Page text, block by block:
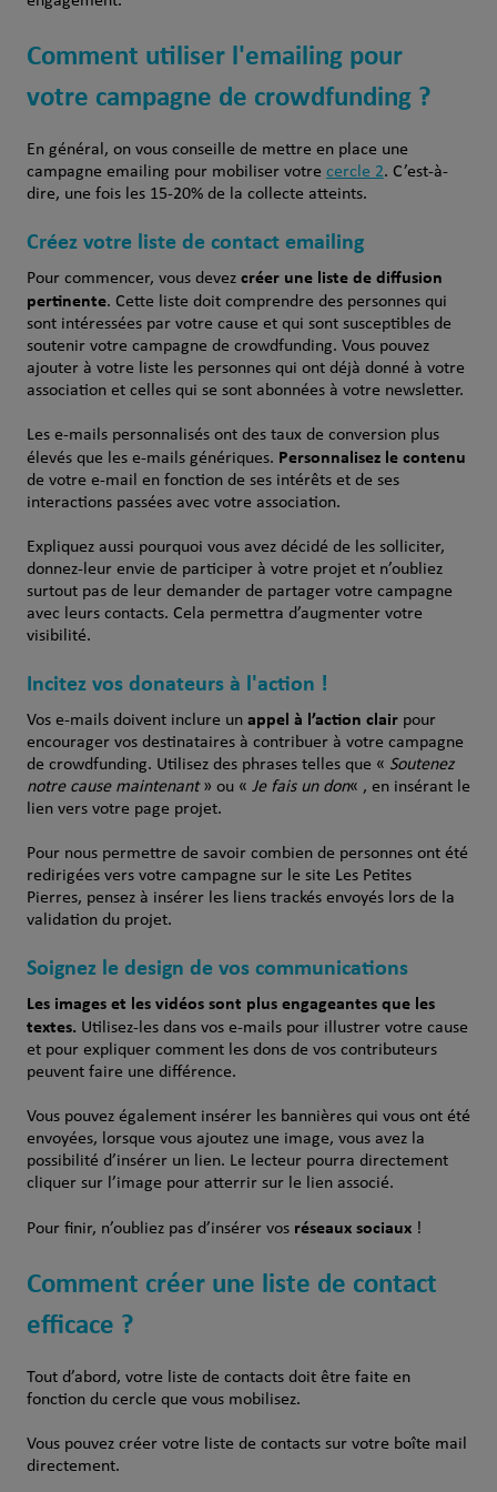
Comment utiliser l'emailing pour
votre campagne de crowdfunding ?
En général , on vous conseille de mettre enplace une
campagne emailing pour mobiliser votre cercle 2. C’est-à-
dire, une foisles 15-20%de la collecte atteints.
Créez votre liste de contact emailing
Pour commencer, vous devez créer une liste de diffusion
pertinente. Cette liste doit comprendre des personnes qui
sont intéressées par votre cause et qui sont susceptibles de
soutenir votre campagne de crowdfunding. Vous pouvez
ajouter à votre liste les personnes qui ont déjà donné à votre
association et celles qui se sont abonnées à votre newsletter.
Les e-mails personnalisés ont des taux de conversion plus
élevés que les e-mails génériques. Personnalisez le contenu
de votre e-mail en fonction de ses intérêts et de ses
interactions passées avec votre association.
Expliquez aussi pourquoi vous avez décidé de les solliciter,
donnez-leur envie de participer à votre projet et n’oubliez
surtout pas de leur demander de partager votre campagne
avec leurs contacts. Cela permettra d’augmenter votre
visibilité.
Incitez vos donateurs à l'action !
Vos e-mails doivent inclure un appel à l’action clairpour
encourager vos destinataires à contribuer à votre campagne
de crowdfunding. Utilisez des phrases telles que « Soutenez
notre cause maintenant» ou « Je fais un don« , en insérant le
lien vers votre page projet.
Pour nous permettre de savoir combien de personnes ont été
redirigées vers votre campagne sur le site Les Petites
Pierres, pensez à insérer les liens trackés envoyés lors de la
validation du projet.
Soignez le design de vos communications
Les images et les vidéos sont plus engageantes que les
textes. Utilisez-les dans vos e-mails pour illustrer votre cause
et pour expliquer comment les dons de vos contributeurs
peuvent faire une différence.
Vous pouvez également insérer les bannières qui vous ont été
envoyées, lorsque vous ajoutez une image, vous avez la
possibilité d’insérer un lien. Le lecteur pourra directement
cliquer sur l’image pour atterrir sur le lien associé.
Pour finir, n’oubliez pas d’insérer vosréseaux sociaux!
Comment créer une liste de contact
efficace ?
Tout d’abord, votre liste de contacts doit être faite en
fonction du cercle que vous mobilisez.
Vous pouvez créer votre liste de contacts sur votre boîte mail
directement.